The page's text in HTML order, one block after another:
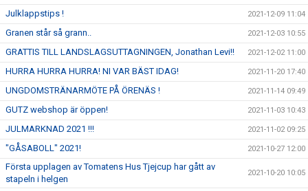
Julklappstips ! 2021-12-09 11:04
Granen står så grann.. 2021-12-03 10:55
GRATTIS TILL LANDSLAGSUTTAGNINGEN, Jonathan Levi!! 2021-12-02 11:00
HURRA HURRA HURRA! NI VAR BÄST IDAG! 2021-11-20 17:40
UNGDOMSTRÄNARMÖTE PÅ ÖRENÄS ! 2021-11-14 09:49
GUTZ webshop är öppen! 2021-11-03 10:43
JULMARKNAD 2021 !!! 2021-11-02 09:25
"GÅSABOLL" 2021! 2021-10-27 12:00
Första upplagen av Tomatens Hus Tjejcup har gått av
stapeln i helgen
2021-10-20 10:05